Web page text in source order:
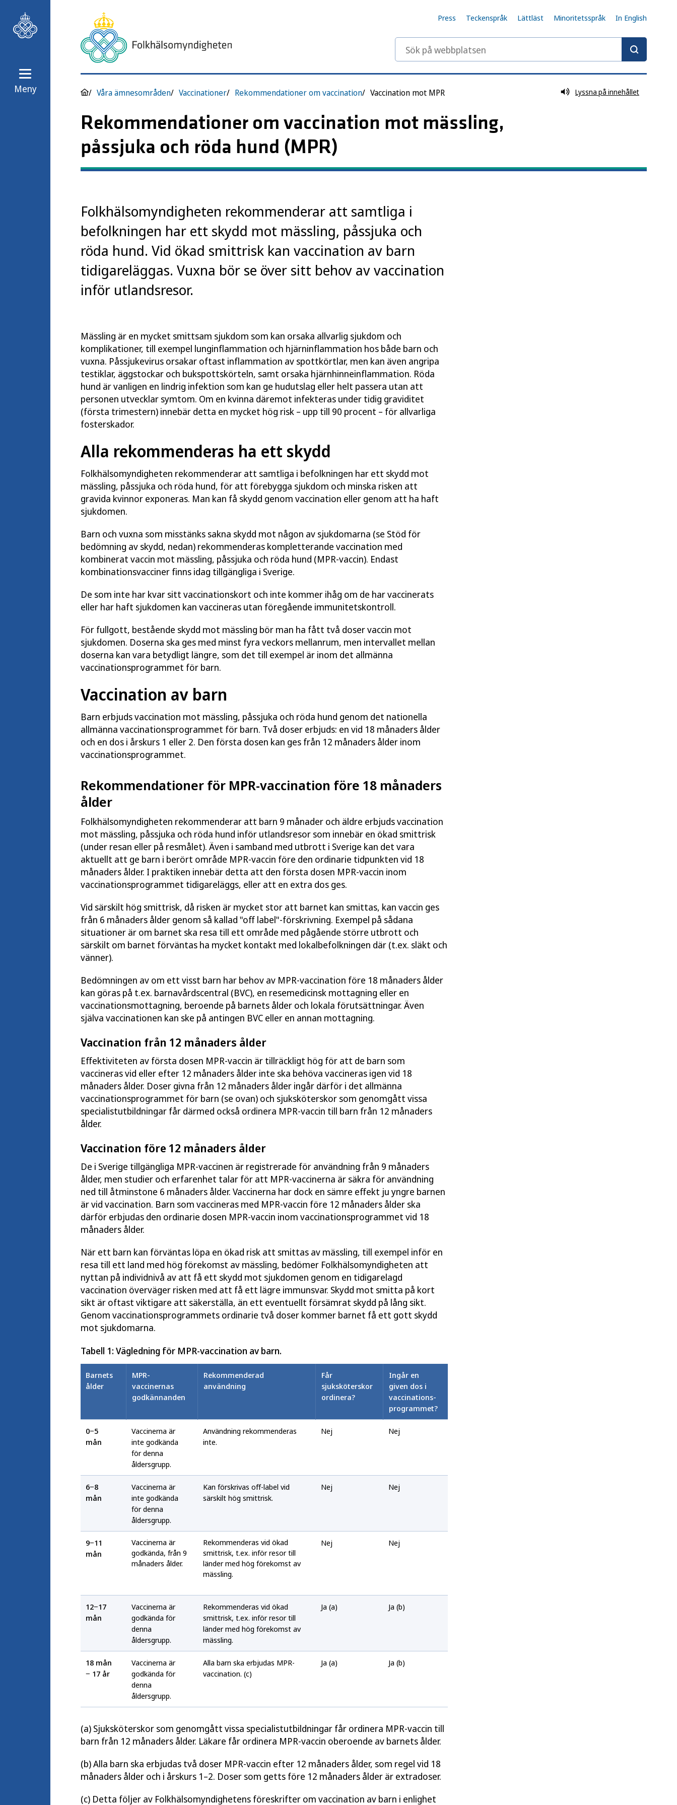
Meny
Press Teckenspråk Lättläst Minoritetsspråk In English
Sök på webbplatsen
Våra ämnesområden Vaccinationer Rekommendationer om vaccination Vaccination mot MPR Lyssna på innehållet
Rekommendationer om vaccination mot mässling,
påssjuka och röda hund (MPR)
Folkhälsomyndigheten rekommenderar att samtliga i
befolkningen har ett skydd mot mässling, påssjuka och
röda hund. Vid ökad smittrisk kan vaccination av barn
tidigareläggas. Vuxna bör se över sitt behov av vaccination
inför utlandsresor.
Mässling är en mycket smittsam sjukdom som kan orsaka allvarlig sjukdom och
komplikationer, till exempel lunginflammation och hjärninflammation hos både barn och
vuxna. Påssjukevirus orsakar oftast inflammation av spottkörtlar, men kan även angripa
testiklar, äggstockar och bukspottskörteln, samt orsaka hjärnhinneinflammation. Röda
hund är vanligen en lindrig infektion som kan ge hudutslag eller helt passera utan att
personen utvecklar symtom. Om en kvinna däremot infekteras under tidig graviditet
(första trimestern) innebär detta en mycket hög risk – upp till 90 procent – för allvarliga
fosterskador.
Alla rekommenderas ha ett skydd
Folkhälsomyndigheten rekommenderar att samtliga i befolkningen har ett skydd mot
mässling, påssjuka och röda hund, för att förebygga sjukdom och minska risken att
gravida kvinnor exponeras. Man kan få skydd genom vaccination eller genom att ha haft
sjukdomen.
Barn och vuxna som misstänks sakna skydd mot någon av sjukdomarna (se Stöd för
bedömning av skydd, nedan) rekommenderas kompletterande vaccination med
kombinerat vaccin mot mässling, påssjuka och röda hund (MPR-vaccin). Endast
kombinationsvacciner finns idag tillgängliga i Sverige.
De som inte har kvar sitt vaccinationskort och inte kommer ihåg om de har vaccinerats
eller har haft sjukdomen kan vaccineras utan föregående immunitetskontroll.
För fullgott, bestående skydd mot mässling bör man ha fått två doser vaccin mot
sjukdomen. Doserna ska ges med minst fyra veckors mellanrum, men intervallet mellan
doserna kan vara betydligt längre, som det till exempel är inom det allmänna
vaccinationsprogrammet för barn.
Vaccination av barn
Barn erbjuds vaccination mot mässling, påssjuka och röda hund genom det nationella
allmänna vaccinationsprogrammet för barn. Två doser erbjuds: en vid 18 månaders ålder
och en dos i årskurs 1 eller 2. Den första dosen kan ges från 12 månaders ålder inom
vaccinationsprogrammet.
Rekommendationer för MPR-vaccination före 18 månaders
ålder
Folkhälsomyndigheten rekommenderar att barn 9 månader och äldre erbjuds vaccination
mot mässling, påssjuka och röda hund inför utlandsresor som innebär en ökad smittrisk
(under resan eller på resmålet). Även i samband med utbrott i Sverige kan det vara
aktuellt att ge barn i berört område MPR-vaccin före den ordinarie tidpunkten vid 18
månaders ålder. I praktiken innebär detta att den första dosen MPR-vaccin inom
vaccinationsprogrammet tidigareläggs, eller att en extra dos ges.
Vid särskilt hög smittrisk, då risken är mycket stor att barnet kan smittas, kan vaccin ges
från 6 månaders ålder genom så kallad "off label"-förskrivning. Exempel på sådana
situationer är om barnet ska resa till ett område med pågående större utbrott och
särskilt om barnet förväntas ha mycket kontakt med lokalbefolkningen där (t.ex. släkt och
vänner).
Bedömningen av om ett visst barn har behov av MPR-vaccination före 18 månaders ålder
kan göras på t.ex. barnavårdscentral (BVC), en resemedicinsk mottagning eller en
vaccinationsmottagning, beroende på barnets ålder och lokala förutsättningar. Även
själva vaccinationen kan ske på antingen BVC eller en annan mottagning.
Vaccination från 12 månaders ålder
Effektiviteten av första dosen MPR-vaccin är tillräckligt hög för att de barn som
vaccineras vid eller efter 12 månaders ålder inte ska behöva vaccineras igen vid 18
månaders ålder. Doser givna från 12 månaders ålder ingår därför i det allmänna
vaccinationsprogrammet för barn (se ovan) och sjuksköterskor som genomgått vissa
specialistutbildningar får därmed också ordinera MPR-vaccin till barn från 12 månaders
ålder.
Vaccination före 12 månaders ålder
De i Sverige tillgängliga MPR-vaccinen är registrerade för användning från 9 månaders
ålder, men studier och erfarenhet talar för att MPR-vaccinerna är säkra för användning
ned till åtminstone 6 månaders ålder. Vaccinerna har dock en sämre effekt ju yngre barnen
är vid vaccination. Barn som vaccineras med MPR-vaccin före 12 månaders ålder ska
därför erbjudas den ordinarie dosen MPR-vaccin inom vaccinationsprogrammet vid 18
månaders ålder.
När ett barn kan förväntas löpa en ökad risk att smittas av mässling, till exempel inför en
resa till ett land med hög förekomst av mässling, bedömer Folkhälsomyndigheten att
nyttan på individnivå av att få ett skydd mot sjukdomen genom en tidigarelagd
vaccination överväger risken med att få ett lägre immunsvar. Skydd mot smitta på kort
sikt är oftast viktigare att säkerställa, än ett eventuellt försämrat skydd på lång sikt.
Genom vaccinationsprogrammets ordinarie två doser kommer barnet få ett gott skydd
mot sjukdomarna.
Tabell 1: Vägledning för MPR-vaccination av barn.
Barnets
ålder
MPR-
vaccinernas
godkännanden
Rekommenderad
användning
Får
sjuksköterskor
ordinera?
Ingår en
given dos i
vaccinations-
programmet?
0−5
mån
Vaccinerna är
inte godkända
för denna
åldersgrupp.
Användning rekommenderas
inte.
Nej Nej
6−8
mån
Vaccinerna är
inte godkända
för denna
åldersgrupp.
Kan förskrivas off-label vid
särskilt hög smittrisk.
Nej Nej
9−11
mån
Vaccinerna är
godkända, från 9
månaders ålder.
Rekommenderas vid ökad
smittrisk, t.ex. inför resor till
länder med hög förekomst av
mässling.
Nej Nej
12−17
mån
Vaccinerna är
godkända för
denna
åldersgrupp.
Rekommenderas vid ökad
smittrisk, t.ex. inför resor till
länder med hög förekomst av
mässling.
Ja (a) Ja (b)
18 mån
− 17 år
Vaccinerna är
godkända för
denna
åldersgrupp.
Alla barn ska erbjudas MPR-
vaccination. (c)
Ja (a) Ja (b)
(a) Sjuksköterskor som genomgått vissa specialistutbildningar får ordinera MPR-vaccin till
barn från 12 månaders ålder. Läkare får ordinera MPR-vaccin oberoende av barnets ålder.
(b) Alla barn ska erbjudas två doser MPR-vaccin efter 12 månaders ålder, som regel vid 18
månaders ålder och i årskurs 1–2. Doser som getts före 12 månaders ålder är extradoser.
(c) Detta följer av Folkhälsomyndighetens föreskrifter om vaccination av barn i enlighet